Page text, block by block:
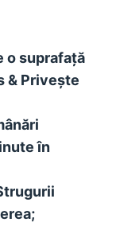
o suprafață
& Privește
în